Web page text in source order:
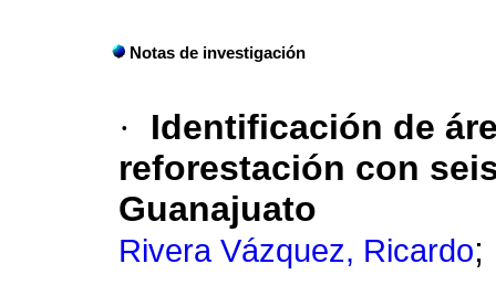
Notas de investigación
·
Identificación de
reforestación con
Guanajuato
Rivera Vázquez, Ricardo;